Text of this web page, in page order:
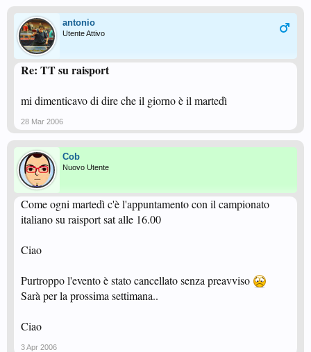
antonio
Utente Attivo
Re: TT su raisport
mi dimenticavo di dire che il giorno è il martedì
28 Mar 2006
Cob
Nuovo Utente
Come ogni martedì c'è l'appuntamento con il campionato
italiano su raisport sat alle 16.00
Ciao
Purtroppo l'evento è stato cancellato senza preavviso
Sarà per la prossima settimana..
Ciao
3 Apr 2006